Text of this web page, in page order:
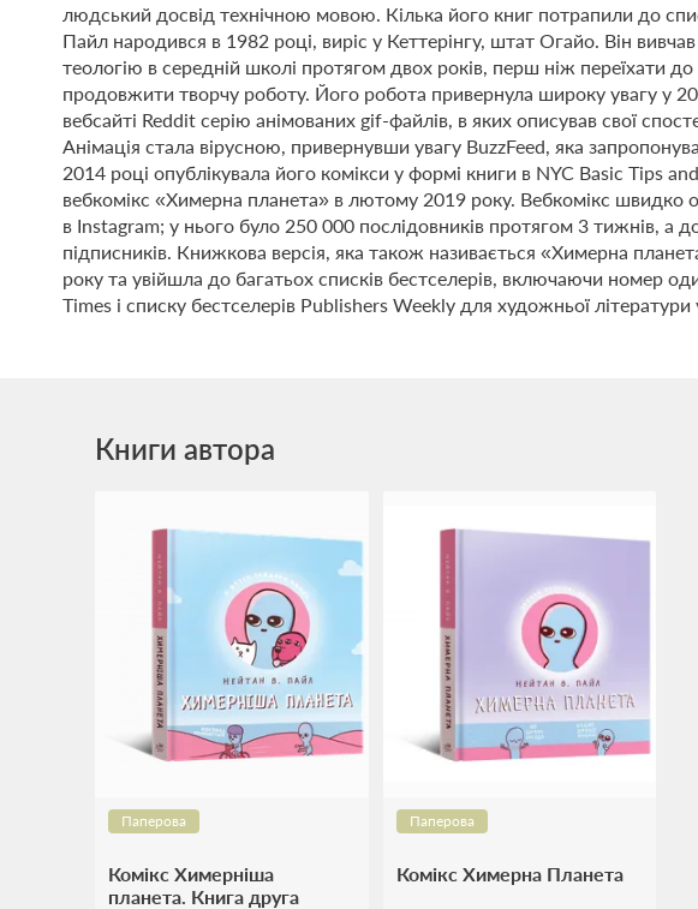
людський досвід технічною мовою. Кілька його книг потрапили до
Пайл народився в 1982 році, виріс у Кеттерінгу, штат Огайо. Він
теологію в середній школі протягом двох років, перш ніж переїхати
продовжити творчу роботу. Його робота привернула широку увагу у
вебсайті Reddit серію анімованих gif-файлів, в яких описував свої
Анімація стала вірусною, привернувши увагу BuzzFeed, яка
2014 році опублікувала його комікси у формі книги в NYC Basic Tips
вебкомікс «Химерна планета» в лютому 2019 року. Вебкомікс швидко
в Instagram; у нього було 250 000 послідовників протягом 3 тижнів, а
підписників. Книжкова версія, яка також називається «Химерна
року та увійшла до багатьох списків бестселерів, включаючи номер
Times і списку бестселерів Publishers Weekly для художньої літератури
Книги автора
Паперова
Комікс Химерніша
планета. Книга друга
Паперова
Комікс Химерна Планета